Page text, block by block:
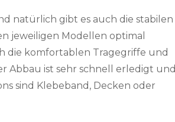
natürlich gibt es auch die stabilen
jeweiligen Modellen optimal
die komfortablen Tragegriffe und
Abbau ist sehr schnell erledigt und
sind Klebeband, Decken oder